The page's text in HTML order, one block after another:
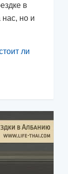
в
но и
ли